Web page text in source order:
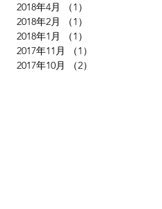
2018年4月
（1）
2018年2月
（1）
2018年1月
（1）
2017年11月
（1）
2017年10月
（2）